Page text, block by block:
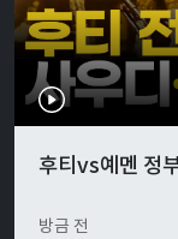
후티vs예멘 정
방금 전